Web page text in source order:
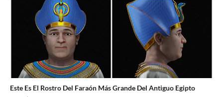
Este Es El Rostro Del Faraón Más Grande Del Antiguo Egipto